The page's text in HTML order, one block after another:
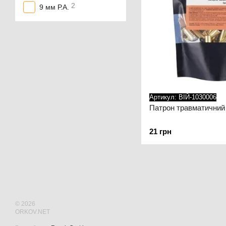
Артикул: ВІЙ-1030006
Патрон
21 грн
9 мм Р.А. 2
© 2026
ORKOV.NET